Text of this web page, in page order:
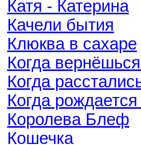
Катя - Катерина
Качели бытия
Клюква в сахаре
Когда
Когда
Когда
Королева Блеф
Кошечка